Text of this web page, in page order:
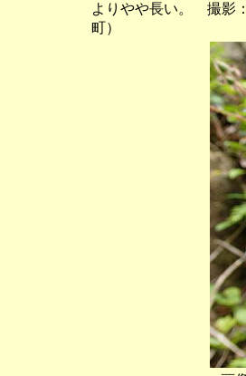
よりやや長い。 撮影
町）